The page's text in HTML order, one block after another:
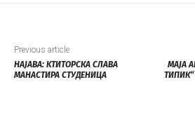
Previous article
НАЈАВА: KТИТОРСКА СЛАВА
МАНАСТИРА СТУДЕНИЦA
МАЈА